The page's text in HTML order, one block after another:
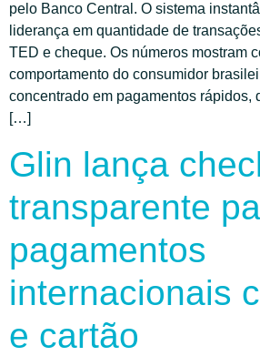
pelo Banco Central. O sistema
liderança em quantidade de
TED e cheque. Os números mostram
comportamento do consumidor
concentrado em pagamentos rápidos,
[…]
Glin lança
transparente
pagamentos
internacionais
e cartão